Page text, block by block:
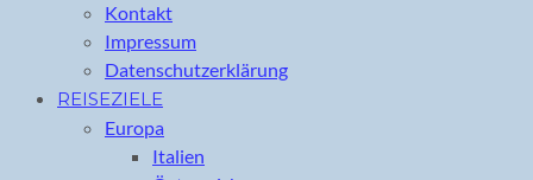
Kontakt
Impressum
Datenschutzerklärung
REISEZIELE
Europa
Italien